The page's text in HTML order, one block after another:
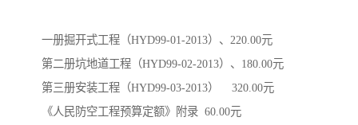
一册掘开式工程（HYD99-01-2013）、220.00元
第二册坑地道工程（HYD99-02-2013）、180.00元
第三册安装工程（HYD99-03-2013） 320.00元
《人民防空工程预算定额》附录 60.00元
青海省建筑工程消耗量定 西藏建筑工程计价定额
20kv及以下配电网工程定 地质灾害治理工程质量检
验评定标准
广西建筑安装工程预算定 内河沿海港口疏浚定额